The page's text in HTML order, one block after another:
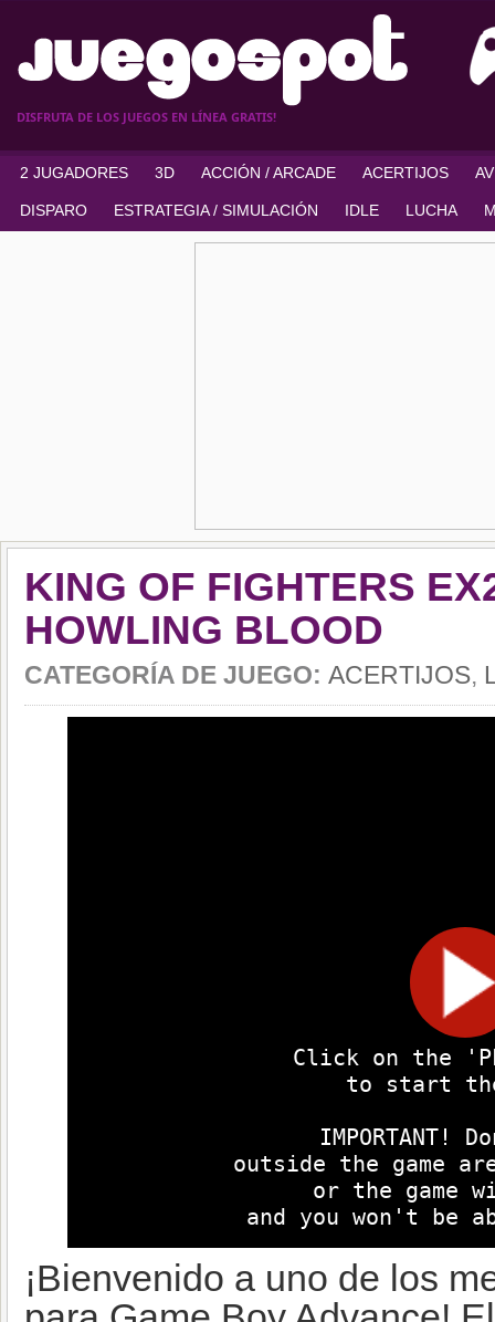
DISFRUTA DE LOS JUEGOS EN LÍNEA GRATIS!
2 JUGADORES 3D ACCIÓN / ARCADE ACERTIJOS
DISPARO ESTRATEGIA / SIMULACIÓN IDLE LUCHA
KING OF FIGHTERS
HOWLING BLOOD
CATEGORÍA DE JUEGO: ACERTIJOS,
¡Bienvenido a uno de los